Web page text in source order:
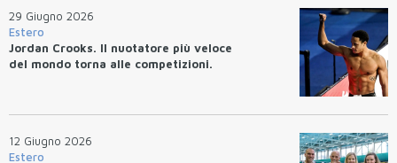
29 Giugno 2026
Estero
Jordan Crooks. Il nuotatore più veloce
del mondo torna alle competizioni.
12 Giugno 2026
Estero